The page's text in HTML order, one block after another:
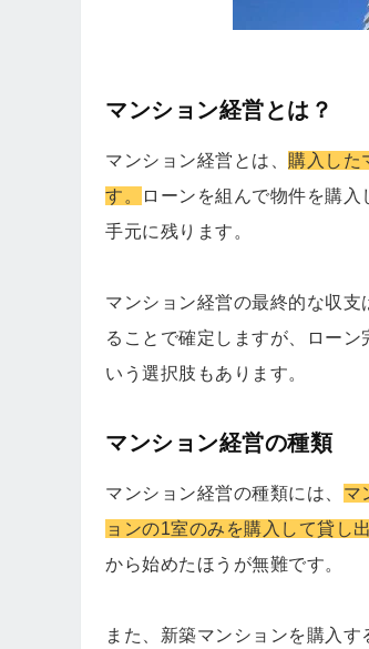
マンション経営とは？
マンション経営とは、 購入した
す。
ローンを組んで物件を購
手元に残ります。
マンション経営の最終的な収
ることで確定しますが、ロー
いう選択肢もあります。
マンション経営の種類
マンション経営の種類には、 マ
ョンの1室のみを購入して貸し
から始めたほうが無難です。
また、新築マンションを購入